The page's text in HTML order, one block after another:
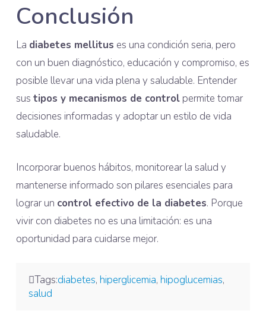
Conclusión
La diabetes mellitus es una condición seria, pero
con un buen diagnóstico, educación y compromiso, es
posible llevar una vida plena y saludable. Entender
sus tipos y mecanismos de controlpermite tomar
decisiones informadas y adoptar un estilo de vida
saludable.
Incorporar buenos hábitos, monitorear la salud y
mantenerse informado son pilares esenciales para
lograr un control efectivo de la diabetes. Porque
vivir con diabetes no es una limitación: es una
oportunidad para cuidarse mejor.
Tags:diabetes,hiperglicemia,hipoglucemias,
salud